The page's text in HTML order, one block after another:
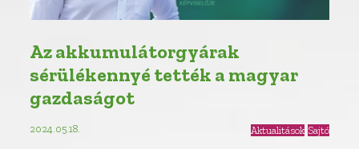
Az akkumulátorgyárak
sérülékennyé tették a magyar
gazdaságot
2024.05.18. Aktualitások Sajtó